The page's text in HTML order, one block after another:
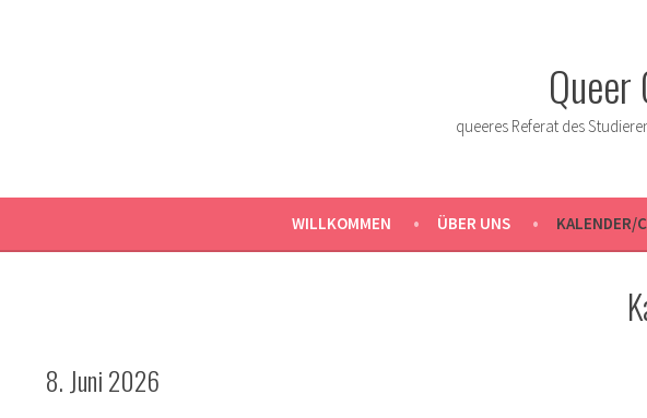
queeres Referat des
WILLKOMMEN ÜBER UNS KALENDER/
8. Juni 2026